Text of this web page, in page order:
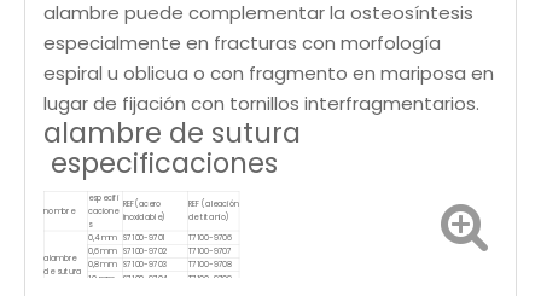
alambre puede complementar la osteosíntesis
especialmente en fracturas con morfología
espiral u oblicua o con fragmento en mariposa en
lugar de fijación con tornillos interfragmentarios.
alambre de sutura
especificaciones
nombre
especifi
cacione
s
REF(acero
inoxidable)
REF (aleación
de titanio)
alambre
de sutura
0,4 mm S7100-9701
T7100-9706
0,6 mm
S7100-9702
T7100-9707
0,8 mm
S7100-9703
T7100-9708
1,0 mm
S7100-9704
T7100-9709